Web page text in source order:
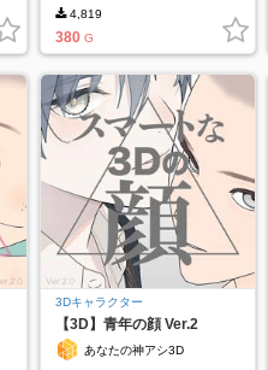
4,819
380 G
3Dキャラクター
【3D】青年の顔 Ver.2
あなたの神アシ3D